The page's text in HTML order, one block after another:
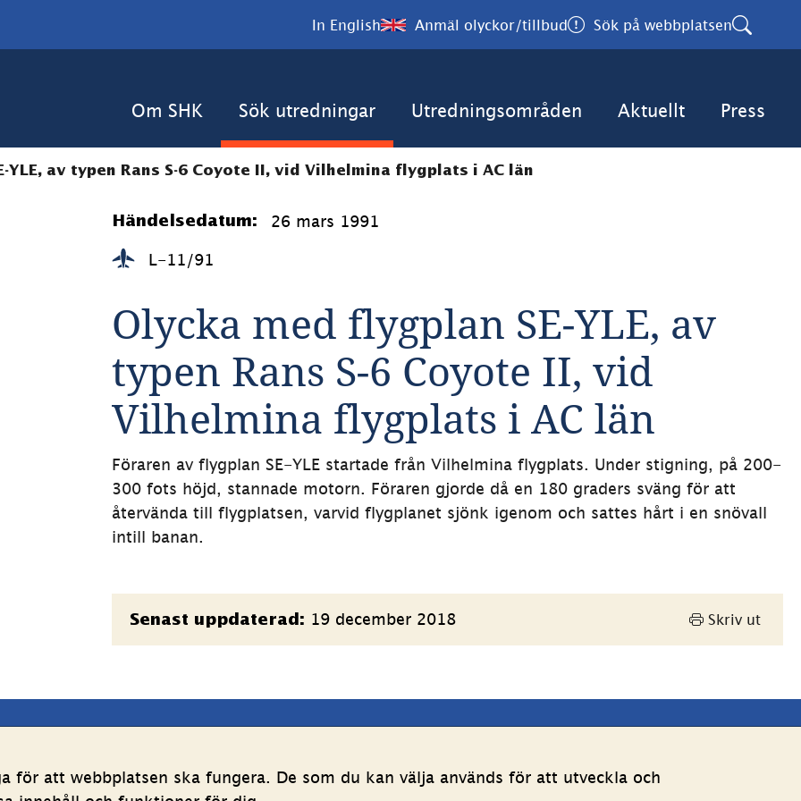
för att webbplatsen ska fungera. De som du kan välja används för att utveckla och
In English Anmäl olyckor/tillbud Sök på webbplatsen
Om SHK Sök utredningar Utredningsområden Aktuellt Press
YLE, av typen Rans S-6 Coyote II, vid Vilhelmina flygplats i AC län
Händelsedatum: 26 mars 1991
L-11/91
Olycka med flygplan SE-YLE, av
typen Rans S-6 Coyote II, vid
Vilhelmina flygplats i AC län
Föraren av flygplan SE-YLE startade från Vilhelmina flygplats. Under stigning, på 200-
300 fots höjd, stannade motorn. Föraren gjorde då en 180 graders sväng för att
återvända till flygplatsen, varvid flygplanet sjönk igenom och sattes hårt i en snövall
intill banan.
Sidinformation
Senast uppdaterad: 19 december 2018 Skriv ut